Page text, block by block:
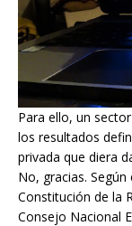
Para ello, un
los resultados
privada que diera
No, gracias.
Constitución de la
Consejo Nacional